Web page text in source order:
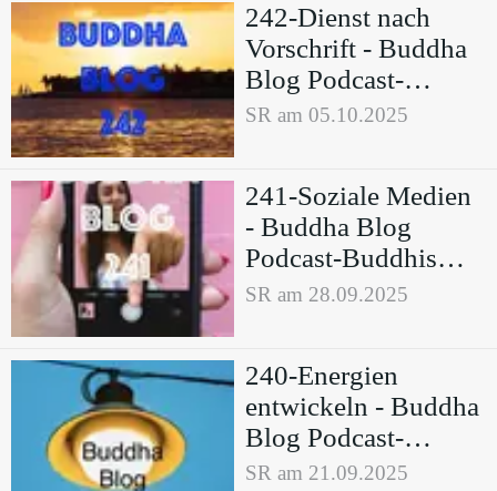
242-Dienst nach
Vorschrift - Buddha
Blog Podcast-
Buddhismus im
SR am 05.10.2025
241-Soziale Medien
- Buddha Blog
Podcast-Buddhismus
im Alltag
SR am 28.09.2025
240-Energien
entwickeln - Buddha
Blog Podcast-
Buddhismus im
SR am 21.09.2025